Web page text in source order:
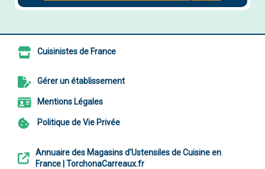
Cuisinistes de France
Gérer un établissement
Mentions Légales
Politique de Vie Privée
Annuaire des Magasins d'Ustensiles de Cuisine en
France | TorchonaCarreaux.fr